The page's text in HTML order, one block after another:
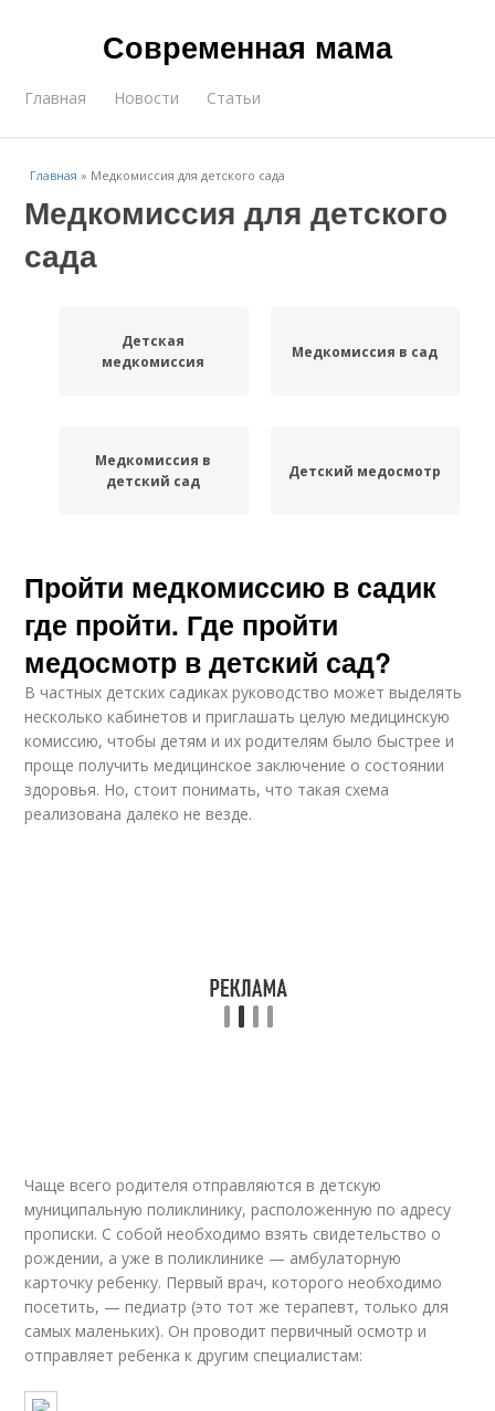
Современная мама
Главная Новости Статьи
Главная » Медкомиссия для детского сада
Медкомиссия для детского
сада
Детская
медкомиссия
Медкомиссия в сад
Медкомиссия в
детский сад
Детский медосмотр
Пройти медкомиссию в садик
где пройти. Где пройти
медосмотр в детский сад?
В частных детских садиках руководство может выделять
несколько кабинетов и приглашать целую медицинскую
комиссию, чтобы детям и их родителям было быстрее и
проще получить медицинское заключение о состоянии
здоровья. Но, стоит понимать, что такая схема
реализована далеко не везде.
Чаще всего родителя отправляются в детскую
муниципальную поликлинику, расположенную по адресу
прописки. С собой необходимо взять свидетельство о
рождении, а уже в поликлинике — амбулаторную
карточку ребенку. Первый врач, которого необходимо
посетить, — педиатр (это тот же терапевт, только для
самых маленьких). Он проводит первичный осмотр и
отправляет ребенка к другим специалистам: